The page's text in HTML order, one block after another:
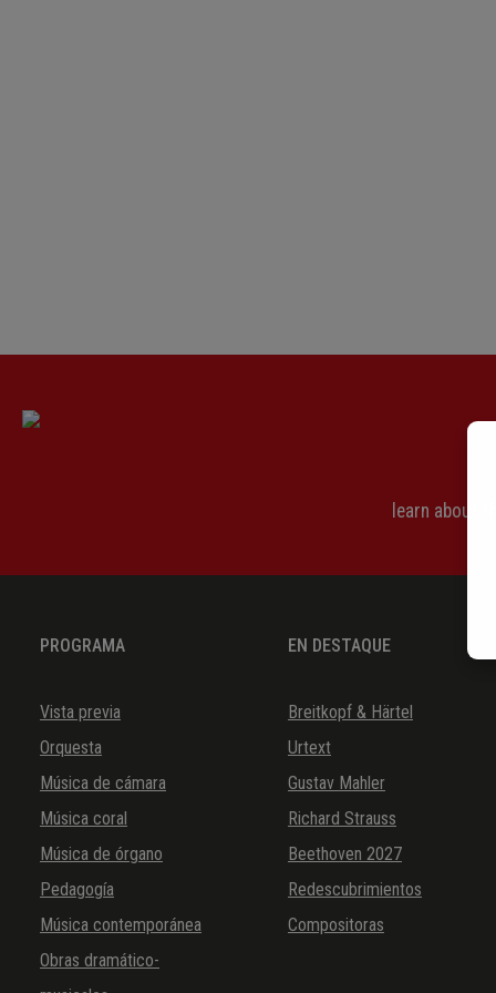
learn about
PROGRAMA
Vista previa
Orquesta
Música de cámara
Música coral
Música de órgano
Pedagogía
Música contemporánea
Obras dramático-
EN DESTAQUE
Breitkopf & Härtel
Urtext
Gustav Mahler
Richard Strauss
Beethoven 2027
Redescubrimientos
Compositoras